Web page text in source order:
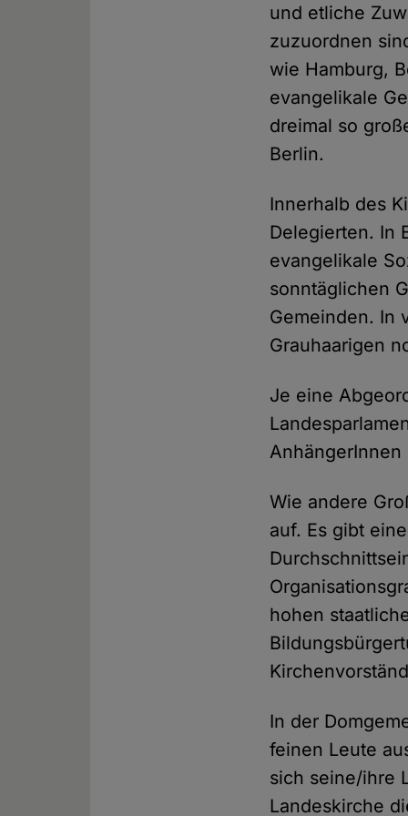
und etliche
zuzuordnen
wie Hamburg,
evangelikale
dreimal so
Berlin.
Innerhalb des
Delegierten. In
evangelikale
sonntäglichen
Gemeinden. In
Grauhaarigen
Je eine
AnhängerInnen
Wie andere
auf. Es gibt
hohen
In der
feinen Leute
sich seine/ihre
Landeskirche